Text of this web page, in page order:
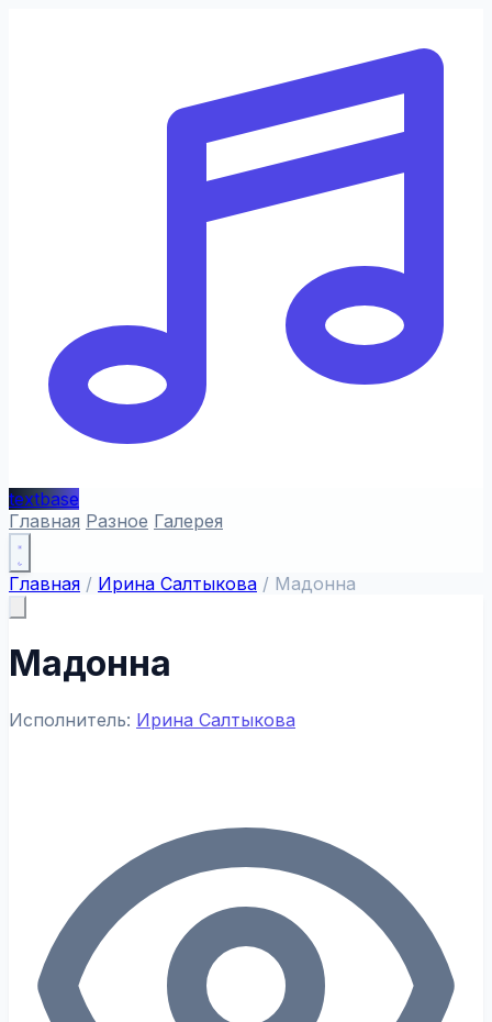
textbase
Главная Разное Галерея
Главная / Ирина Салтыкова / Мадонна
Мадонна
Исполнитель: Ирина Салтыкова